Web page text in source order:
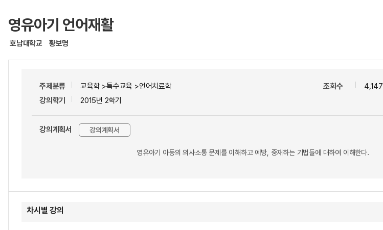
영유아기 언어재활
호남대학교 황보명
주제분류
교육학 >특수교육 >언어치료학
강의학기
2015년 2학기
조회수 4,147
강의계획서 강의계획서
영유아기 아동의 의사소통 문제를 이해하고 예방, 중재하는 기법들에 대하여 이해한다.
차시별 강의